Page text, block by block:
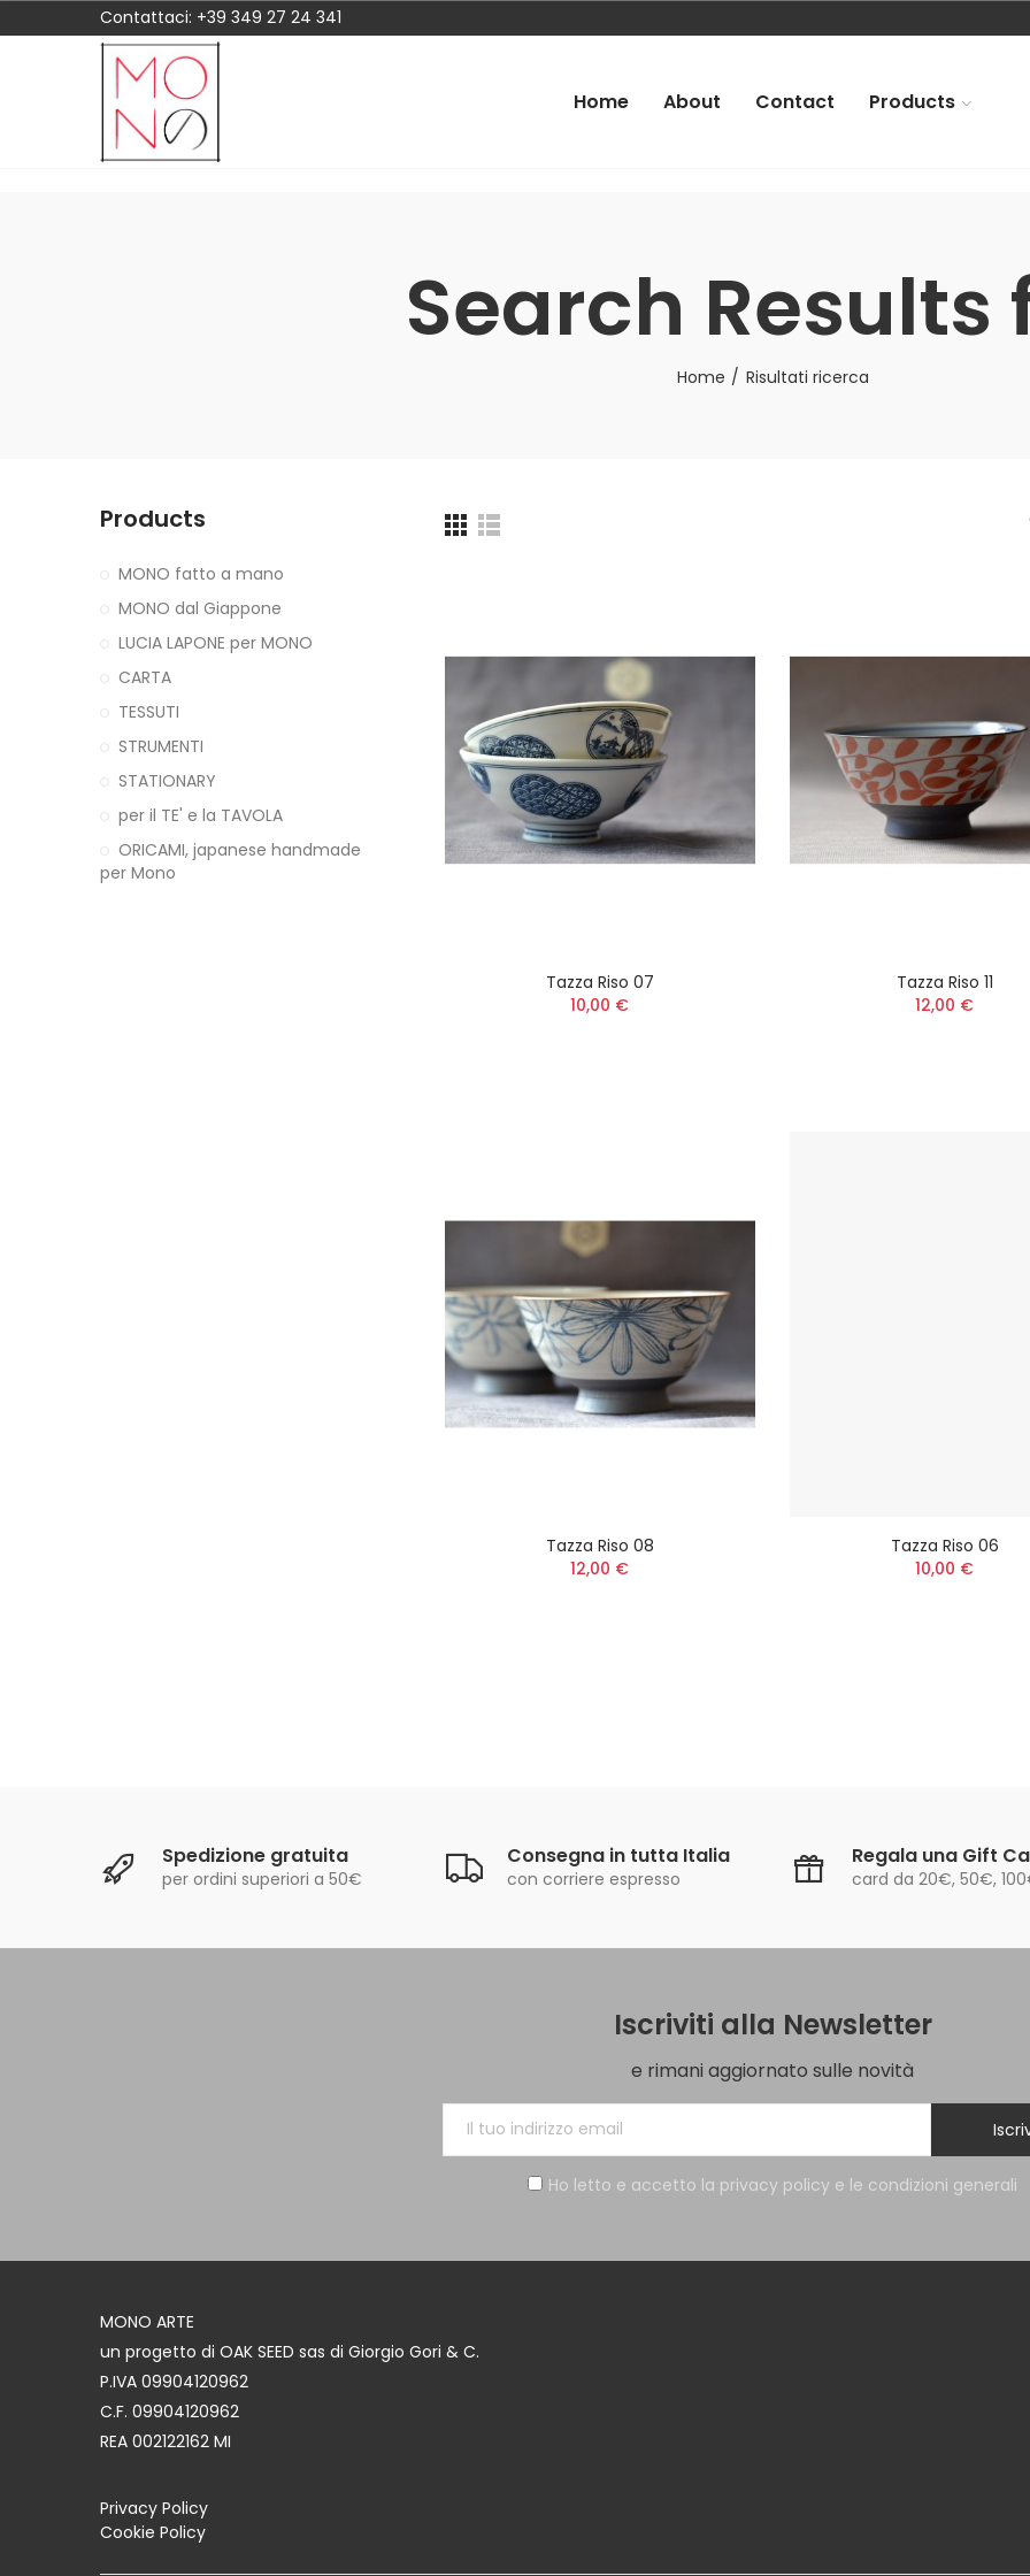
Contattaci: +39 349 27 24 341
Home About Contact Products
Search Results
Home Risultati ricerca
Tazza Riso 07
10,00 €
Tazza Riso 11
12,00 €
Tazza Riso 08
12,00 €
Tazza Riso 06
10,00 €
Products
MONO fatto a mano
MONO dal Giappone
LUCIA LAPONE per MONO
CARTA
TESSUTI
STRUMENTI
STATIONARY
per il TE' e la TAVOLA
ORICAMI, japanese handmade
per Mono
Spedizione gratuita
per ordini superiori a 50€
Consegna in tutta Italia
con corriere espresso
Regala una Gift
card da 20€, 50€,
Iscriviti alla Newsletter
e rimani aggiornato sulle novità
Ho letto e accetto la privacy policy e le condizioni generali
MONO ARTE
un progetto di OAK SEED sas di Giorgio Gori & C.
P.IVA 09904120962
C.F. 09904120962
REA 002122162 MI
Privacy Policy
Cookie Policy